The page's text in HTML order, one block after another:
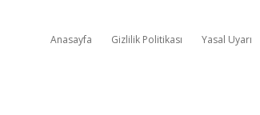
Anasayfa Gizlilik Politikası Yasal Uyarı